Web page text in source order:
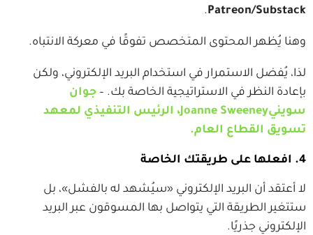
Patreon/Substack
.
وهنا يُظهر المحتوى المتخصص تفوقًا في معركة الانتباه.
لذا، يُفضل الاستمرار في استخدام البريد الإلكتروني، ولكن
بإعادة النظر في الاستراتيجية الخاصة بك. – جوان
سوينيJoanne Sweeney، الرئيس التنفيذي لمعهد
تسويق القطاع العام.
4. افعلها على طريقتك الخاصة
لا أعتقد أن البريد الإلكتروني «سيُشهد له بالفشل»، بل
ستتغير الطريقة التي يتواصل بها المسوقون عبر البريد
الإلكتروني جذريًا.